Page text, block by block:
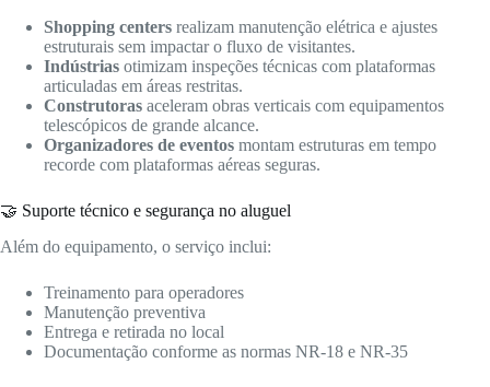
Shopping centers realizam manutenção elétrica e ajustes
estruturais sem impactar o fluxo de visitantes.
Indústrias otimizam inspeções técnicas com plataformas
articuladas em áreas restritas.
Construtoras aceleram obras verticais com equipamentos
telescópicos de grande alcance.
Organizadores de eventos montam estruturas em tempo
recorde com plataformas aéreas seguras.
🤝 Suporte técnico e segurança no aluguel
Além do equipamento, o serviço inclui:
Treinamento para operadores
Manutenção preventiva
Entrega e retirada no local
Documentação conforme as normas NR-18 e NR-35